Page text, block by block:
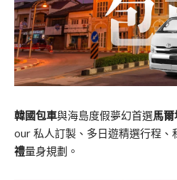
韓國包車與海島度假夢幻首選馬
our 私人訂製、多日遊精選行程、
禮量身規劃。